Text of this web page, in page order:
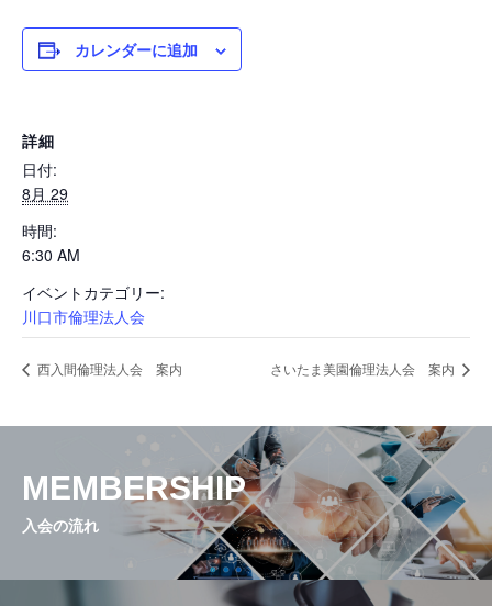
倫理法人会とは
県内ネットワーク
入会の流れ
お問い合せ
カレンダーに追加
詳細
日付:
8月 29
時間:
6:30 AM
イベントカテゴリー:
川口市倫理法人会
西入間倫理法人会 案内 さいたま美園倫理法人会 案内
MEMBERSHIP
入会の流れ